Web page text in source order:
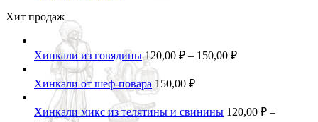
Хит продаж
Хинкали из говядины 120,00 ₽ – 150,00 ₽
Хинкали от шеф-повара 150,00 ₽
Хинкали микс из телятины и свинины 120,00 ₽ –